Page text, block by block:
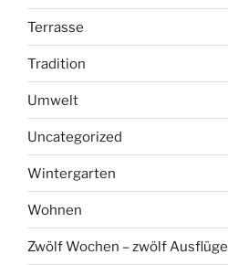
Terrasse
Tradition
Umwelt
Uncategorized
Wintergarten
Wohnen
Zwölf Wochen – zwölf Ausflüge